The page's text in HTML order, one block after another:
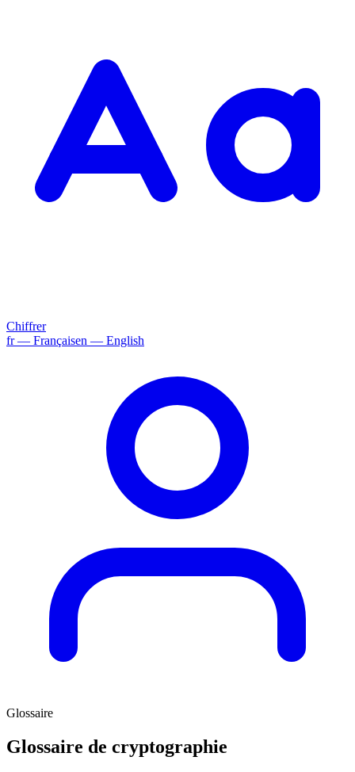
Chiffrer
fr— Françaisen — English
Glossaire
Glossaire de cryptographie